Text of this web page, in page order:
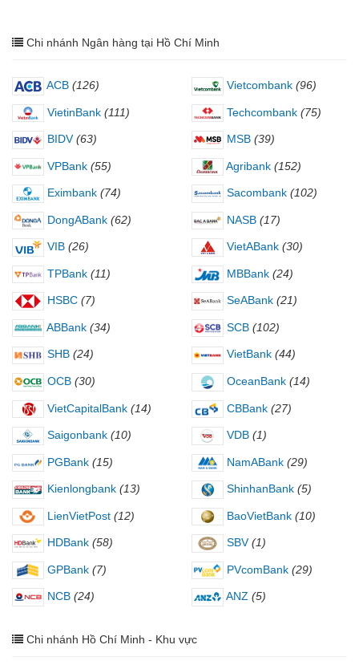
Chi nhánh Ngân hàng tại Hồ Chí Minh
ACB (126) Vietcombank (96)
VietinBank (111) Techcombank (75)
BIDV (63) MSB (39)
VPBank (55) Agribank (152)
Eximbank (74) Sacombank (102)
DongABank (62) NASB (17)
VIB (26) VietABank (30)
TPBank (11) MBBank (24)
HSBC (7) SeABank (21)
ABBank (34) SCB (102)
SHB (24) VietBank (44)
OCB (30) OceanBank (14)
VietCapitalBank (14) CBBank (27)
Saigonbank (10) VDB (1)
PGBank (15) NamABank (29)
Kienlongbank (13) ShinhanBank (5)
LienVietPost (12) BaoVietBank (10)
HDBank (58) SBV (1)
GPBank (7) PVcomBank (29)
NCB (24) ANZ (5)
Chi nhánh Hồ Chí Minh - Khu vực